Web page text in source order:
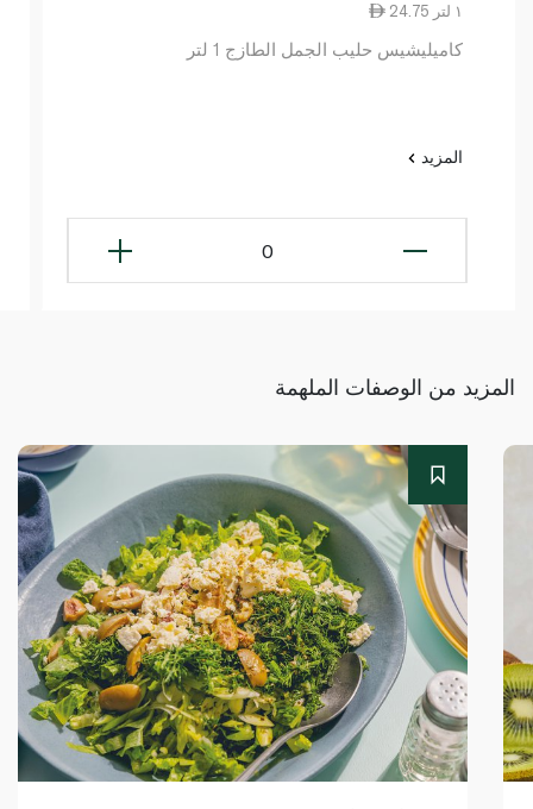
24.75 ١ لتر
كاميليشيس حليب الجمل الطازج 1 لتر
المزيد
0
المزيد من الوصفات الملهمة